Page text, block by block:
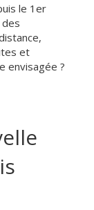
le 1er
et
envisagée ?